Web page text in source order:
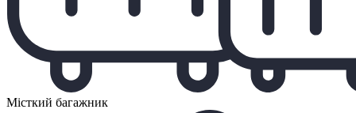
Місткий багажник